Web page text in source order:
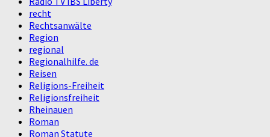
recht
Rechtsanwälte
Region
regional
Regionalhilfe. de
Reisen
Religions-Freiheit
Religionsfreiheit
Rheinauen
Roman
Roman Statute